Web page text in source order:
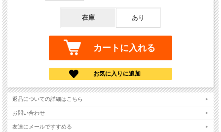
在庫 あり
返品についての詳細はこちら
お問い合わせ
友達にメールですすめる